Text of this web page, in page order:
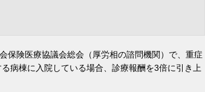
保険医療協議会総会（厚労相の諮問機関）で、重症
病棟に入院している場合、診療報酬を3倍に引き上